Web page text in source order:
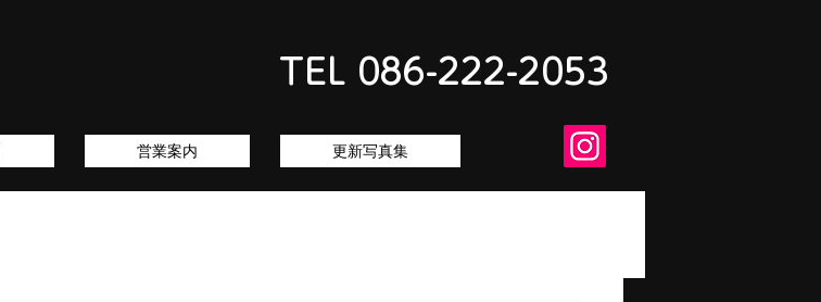
TEL 086-222-2053
営業案内 更新写真集